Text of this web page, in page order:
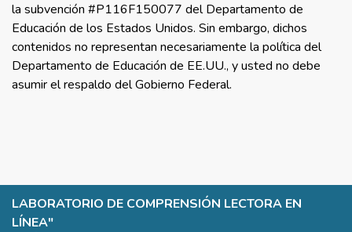
LABORATORIO DE COMPRENSIÓN LECTORA EN
LÍNEA"
la subvención #P116F150077 del Departamento de
Educación de los Estados Unidos. Sin embargo, dichos
contenidos no representan necesariamente la política del
Departamento de Educación de EE.UU., y usted no debe
asumir el respaldo del Gobierno Federal.